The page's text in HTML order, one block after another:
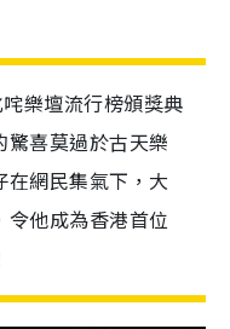
樂壇流行榜頒獎典
喜莫過於古天樂
網民集氣下，大
他成為香港首位